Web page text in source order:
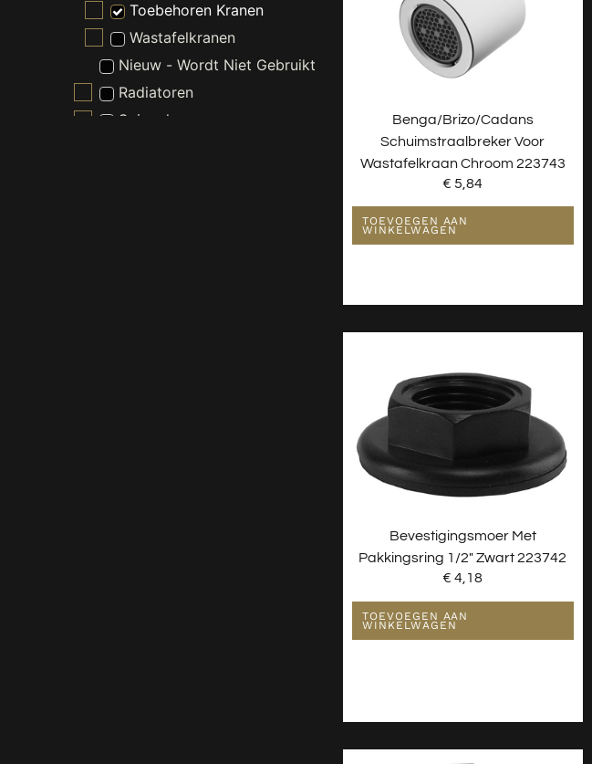
Toebehoren Kranen
Wastafelkranen
Nieuw - Wordt Niet Gebruikt
Radiatoren
Spiegels
Benga/Brizo/Cadans
Schuimstraalbreker Voor
Wastafelkraan Chroom 223743
€ 5,84
TOEVOEGEN AAN
WINKELWAGEN
Bevestigingsmoer Met
Pakkingsring 1/2″ Zwart 223742
€ 4,18
TOEVOEGEN AAN
WINKELWAGEN